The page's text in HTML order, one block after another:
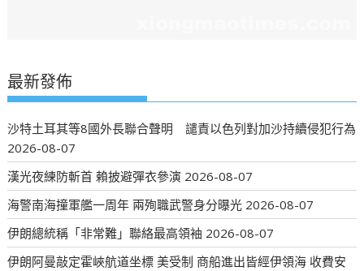
最新發佈
沙特土耳其等8國外長聯合聲明 譴責以色列對加沙持續侵犯行為
2026-08-07
漢光夜練防斬首 賴披避彈衣參演 2026-08-07
海警南海撞軍艦一周年 兩殉職武警身分曝光 2026-08-07
伊朗總統稱「非常難」聯絡最高領袖 2026-08-07
伊朗阿曼敲定霍峽航道坐標 美受制 商船進出皆經伊領海 收費安